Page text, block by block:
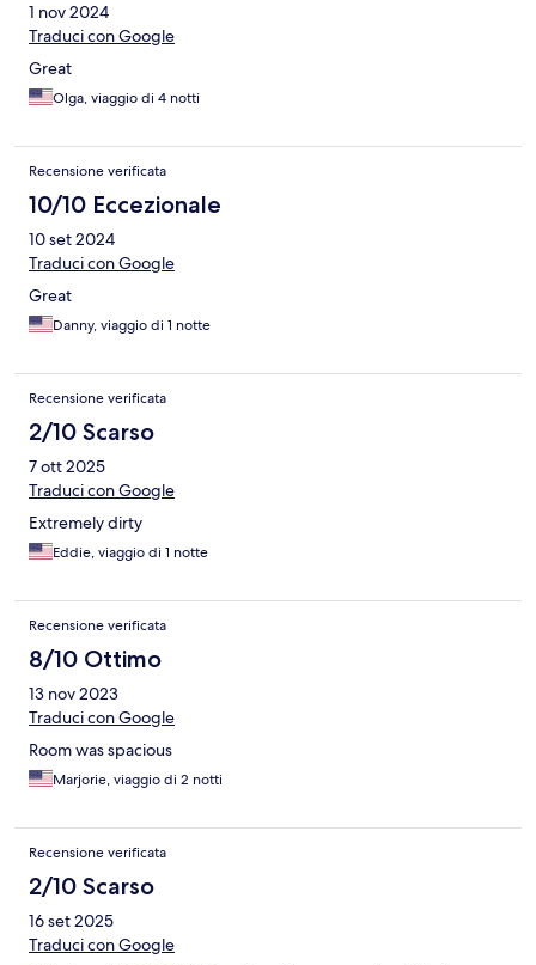
1 nov 2024
Traduci con Google
Great
Olga, viaggio di 4 notti
Recensione verificata
10/10 Eccezionale
10 set 2024
Traduci con Google
Great
Danny, viaggio di 1 notte
Recensione verificata
2/10 Scarso
7 ott 2025
Traduci con Google
Extremely dirty
Eddie, viaggio di 1 notte
Recensione verificata
8/10 Ottimo
13 nov 2023
Traduci con Google
Room was spacious
Marjorie, viaggio di 2 notti
Recensione verificata
2/10 Scarso
16 set 2025
Traduci con Google